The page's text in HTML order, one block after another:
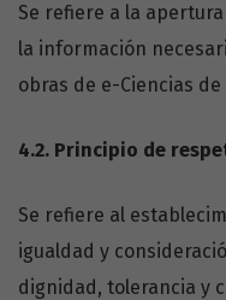
Se refiere a la
la información
obras de e-Ciencias
4.2. Principio de
Se refiere al
igualdad y
dignidad, tolerancia y